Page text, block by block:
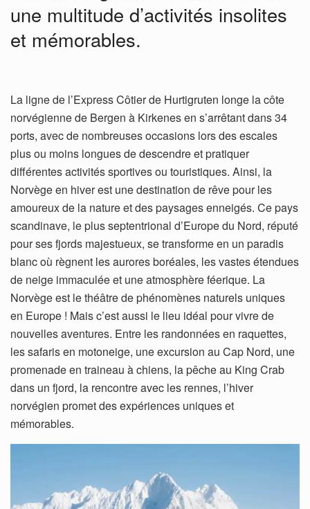
une multitude d’activités insolites
et mémorables.
La ligne de l’Express Côtier de Hurtigruten longe la côte
norvégienne de Bergen à Kirkenes en s’arrêtant dans 34
ports, avec de nombreuses occasions lors des escales
plus ou moins longues de descendre et pratiquer
différentes activités sportives ou touristiques. Ainsi, la
Norvège en hiver est une destination de rêve pour les
amoureux de la nature et des paysages enneigés. Ce pays
scandinave, le plus septentrional d’Europe du Nord, réputé
pour ses fjords majestueux, se transforme en un paradis
blanc où règnent les aurores boréales, les vastes étendues
de neige immaculée et une atmosphère féerique. La
Norvège est le théâtre de phénomènes naturels uniques
en Europe ! Mais c’est aussi le lieu idéal pour vivre de
nouvelles aventures. Entre les randonnées en raquettes,
les safaris en motoneige, une excursion au Cap Nord, une
promenade en traineau à chiens, la pêche au King Crab
dans un fjord, la rencontre avec les rennes, l’hiver
norvégien promet des expériences uniques et
mémorables.